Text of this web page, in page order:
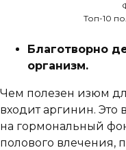
Топ-10
Благотворно
организм.
Чем полезен изюм
входит аргинин. Это
на гормональный
полового влечения,